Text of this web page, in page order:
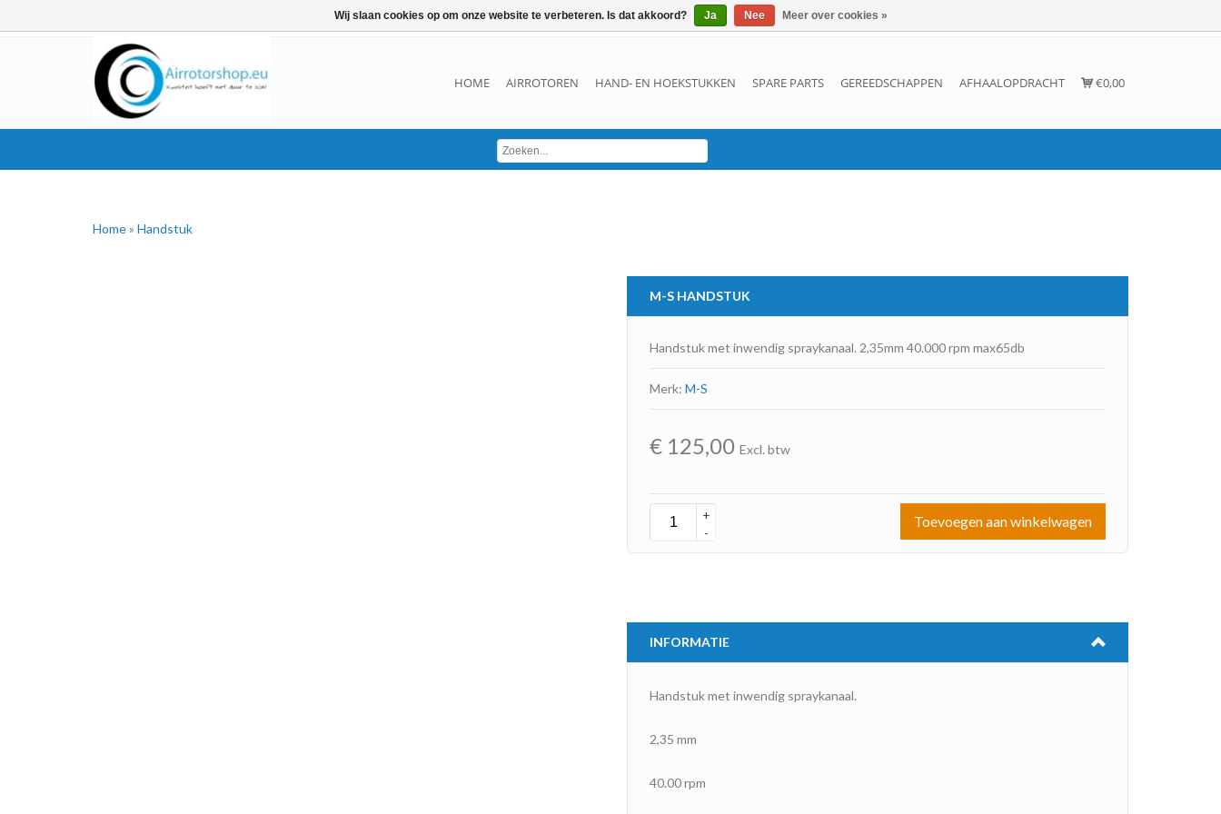
HOME AIRROTOREN HAND- EN HOEKSTUKKEN SPARE PARTS GEREEDSCHAPPEN AFHAALOPDRACHT €0,00
Home» Handstuk
M-S HANDSTUK
Handstuk met inwendig spraykanaal. 2,35mm 40.000 rpm max65db
Merk: M-S
€ 125,00 Excl. btw
+
-
Toevoegen aan winkelwagen
INFORMATIE
Handstuk met inwendig spraykanaal.
2,35 mm
40.00 rpm
Wij slaan cookies op om onze website te verbeteren. Is dat akkoord? Ja Nee Meer over cookies »